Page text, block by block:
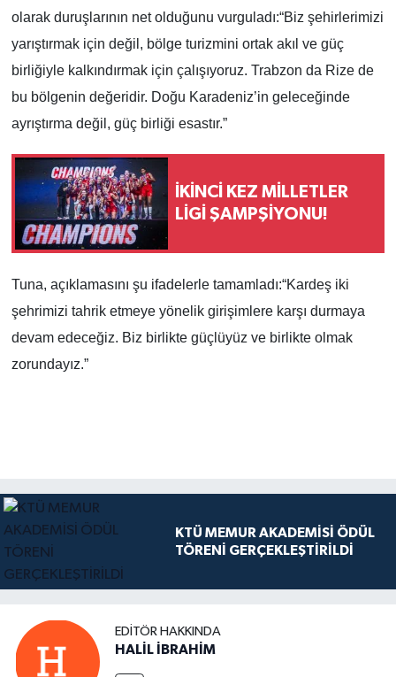
olarak duruşlarının net olduğunu vurguladı:“Biz şehirlerimizi
yarıştırmak için değil, bölge turizmini ortak akıl ve güç
birliğiyle kalkındırmak için çalışıyoruz. Trabzon da Rize de
bu bölgenin değeridir. Doğu Karadeniz’in geleceğinde
ayrıştırma değil, güç birliği esastır.”
İKİNCİ KEZ MİLLETLER
LİGİ ŞAMPŞİYONU!
Tuna, açıklamasını şu ifadelerle tamamladı:“Kardeş iki
şehrimizi tahrik etmeye yönelik girişimlere karşı durmaya
devam edeceğiz. Biz birlikte güçlüyüz ve birlikte olmak
zorundayız.”
KTÜ MEMUR AKADEMİSİ ÖDÜL
TÖRENİ GERÇEKLEŞTİRİLDİ
EDITÖR HAKKINDA
HALİL İBRAHİM